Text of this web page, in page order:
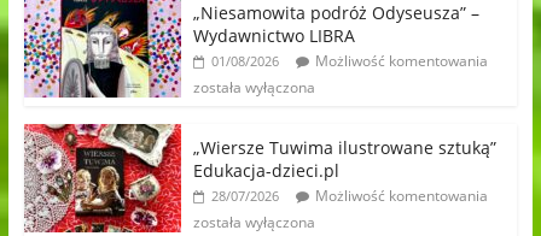
„Niesamowita podróż Odyseusza” –
Wydawnictwo LIBRA
01/08/2026
Możliwość komentowania
została wyłączona
„Wiersze Tuwima ilustrowane sztuką”
Edukacja-dzieci.pl
28/07/2026
Możliwość komentowania
została wyłączona